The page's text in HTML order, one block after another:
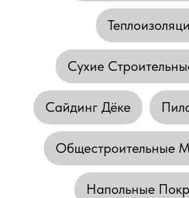
Сухие
Сайдинг Дёке
Общестроительные
Напольные